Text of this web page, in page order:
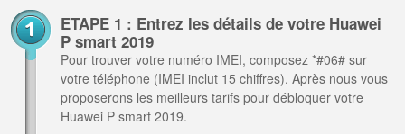
ETAPE 1 : Entrez les détails de votre Huawei
P smart 2019
Pour trouver votre numéro IMEI, composez *#06# sur
votre téléphone (IMEI inclut 15 chiffres). Après nous vous
proposerons les meilleurs tarifs pour débloquer votre
Huawei P smart 2019.